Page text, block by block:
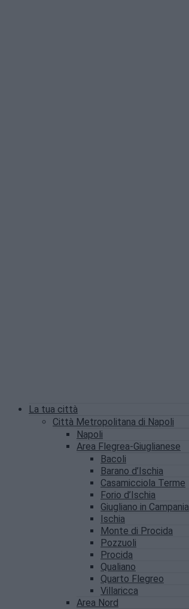
La tua città
Città Metropolitana di Napoli
Napoli
Area Flegrea-Giuglianese
Bacoli
Barano d’Ischia
Casamicciola Terme
Forio d’Ischia
Giugliano in Campania
Ischia
Monte di Procida
Pozzuoli
Procida
Qualiano
Quarto Flegreo
Villaricca
Area Nord